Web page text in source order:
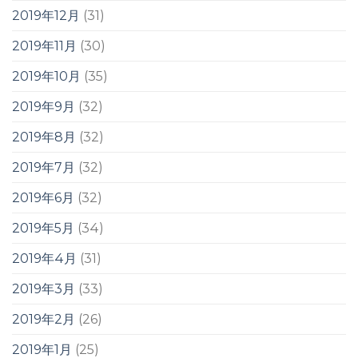
2019年12月 (31)
2019年11月 (30)
2019年10月 (35)
2019年9月 (32)
2019年8月 (32)
2019年7月 (32)
2019年6月 (32)
2019年5月 (34)
2019年4月 (31)
2019年3月 (33)
2019年2月 (26)
2019年1月 (25)